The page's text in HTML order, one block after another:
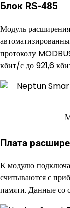
Блок RS-485
Модуль
протоколу
кбит/с до 921,6
Плата
К модулю
считываются с
памяти. Данные со